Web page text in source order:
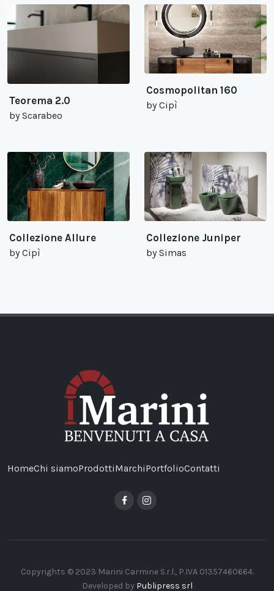
Teorema 2.0
by Scarabeo
Cosmopolitan 160
by Cipì
Collezione Allure
by Cipì
Collezione Juniper
by Simas
HomeChi siamoProdottiMarchiPortfolioContatti
Copyrights © 2023 Marini Carmine S.r.l., P.IVA 01357460664.
Developed by Publipress srl